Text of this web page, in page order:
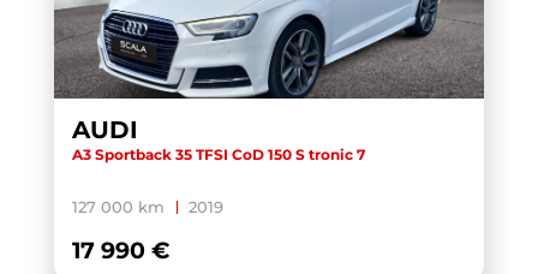
AUDI
A3 Sportback 35 TFSI CoD 150 S tronic 7
127 000 km 2019
17 990 €